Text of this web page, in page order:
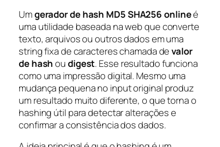
Umgerador de hash MD5 SHA256 onlineé
uma utilidade baseada na web que converte
texto, arquivos ou outros dados em uma
string fixa de caracteres chamada devalor
de hashoudigest. Esse resultado funciona
como uma impressão digital. Mesmo uma
mudança pequena no input original produz
um resultado muito diferente, o que torna o
hashing útil para detectar alterações e
confirmar a consistência dos dados.